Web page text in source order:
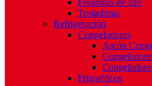
Freidoras de aire
Tostadoras
Refrigeración
Congeladores
Arcón
Frigoríficos